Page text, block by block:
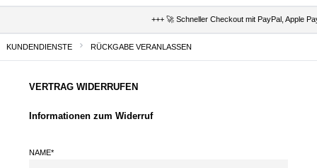
+++ 🚀 Schneller Checkout mit PayPal, Apple
KUNDENDIENSTE RÜCKGABE VERANLASSEN
VERTRAG WIDERRUFEN
Informationen zum Widerruf
NAME*